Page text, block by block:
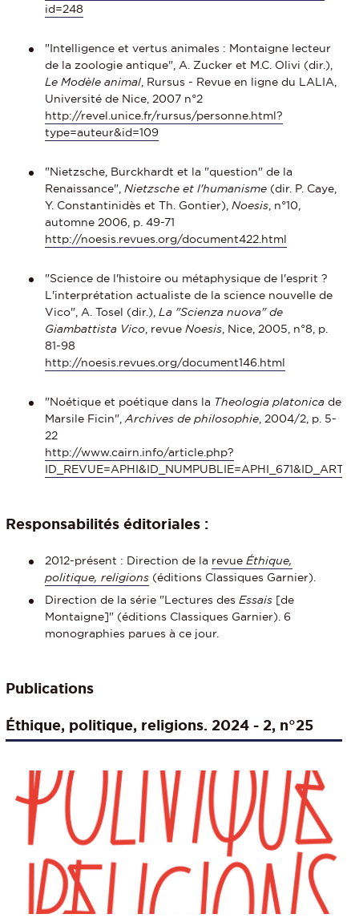
id=248
"Intelligence et vertus animales : Montaigne lecteur
de la zoologie antique", A. Zucker et M.C. Olivi (dir.),
Le Modèle animal, Rursus - Revue en ligne du LALIA,
Université de Nice, 2007 n°2
http://revel.unice.fr/rursus/personne.html?
type=auteur&id=109
"Nietzsche, Burckhardt et la "question" de la
Renaissance", Nietzsche et l'humanisme (dir. P. Caye,
Y. Constantinidès et Th. Gontier), Noesis, n°10,
automne 2006, p. 49-71
http://noesis.revues.org/document422.html
"Science de l'histoire ou métaphysique de l'esprit ?
L'interprétation actualiste de la science nouvelle de
Vico", A. Tosel (dir.), La "Scienza nuova" de
Giambattista Vico, revue Noesis, Nice, 2005, n°8, p.
81-98
http://noesis.revues.org/document146.html
"Noétique et poétique dans la Theologia platonica de
Marsile Ficin",Archives de philosophie, 2004/2, p. 5-
22
http://www.cairn.info/article.php?
Responsabilités éditoriales :
2012-présent : Direction de la revue Éthique,
politique, religions (éditions Classiques Garnier).
Direction de la série "Lectures des Essais [de
Montaigne]" (éditions Classiques Garnier). 6
monographies parues à ce jour.
Publications
Éthique, politique, religions. 2024 - 2, n°25